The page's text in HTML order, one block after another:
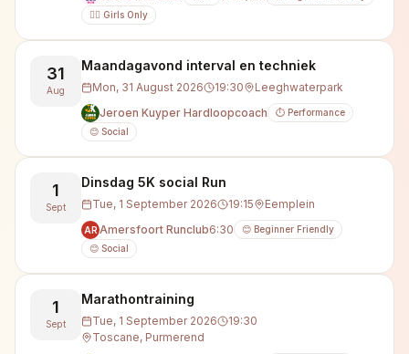
🙋‍♀️ Girls Only
31
Aug
Maandagavond interval en techniek
Mon, 31 August 2026 19:30
Leeghwaterpark
Jeroen Kuyper Hardloopcoach
⏱️ Performance
😊 Social
1
Sept
Dinsdag 5K social Run
Tue, 1 September 2026 19:15 Eemplein
AR Amersfoort Runclub6:30
😊 Beginner Friendly
😊 Social
1
Sept
Marathontraining
Tue, 1 September 2026
19:30
Toscane, Purmerend